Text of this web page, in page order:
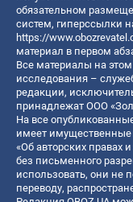
обязательном
систем, гиперссылки
https://
материал в первом
Все материалы на
исследования –
редакции,
принадлежат ООО
На все
имеет
«Об авторских правах
без письменного
использовать, они не
переводу,